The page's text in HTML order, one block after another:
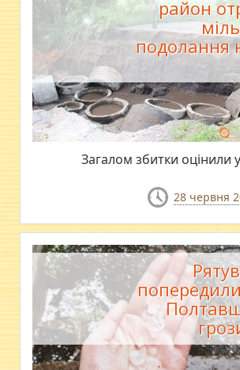
район
подолання
Загалом збитки оцінили
28 червня